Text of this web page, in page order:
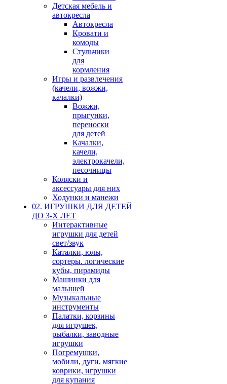
Детская мебель и
автокресла
Автокресла
Кровати и
комоды
Стульчики
для
кормления
Игры и развлечения
(качели, вожжи,
качалки)
Вожжи,
прыгунки,
переноски
для детей
Качалки,
качели,
электрокачели,
песочницы
Коляски и
аксессуары для них
Ходунки и манежи
02. ИГРУШКИ ДЛЯ ДЕТЕЙ
ДО 3-Х ЛЕТ
Интерактивные
игрушки для детей
свет/звук
Каталки, юлы,
сортеры. логические
кубы, пирамиды
Машинки для
малышей
Музыкальные
инструменты
Палатки, корзины
для игрушек,
рыбалки, заводные
игрушки
Погремушки,
мобили, дуги, мягкие
коврики, игрушки
для купания